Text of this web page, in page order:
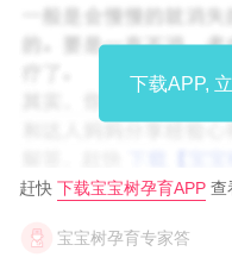
下载APP,
赶快 下载宝宝树孕育APP 查
宝宝树孕育专家答